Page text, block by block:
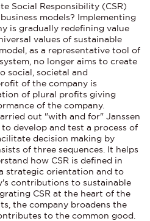
Social Responsibility (CSR)
models? Implementing
is gradually redefining value
values of sustainable
as a representative tool of
no longer aims to create
social, societal and
of the company is
of plural profits giving
of the company.
out "with and for" Janssen
develop and test a process of
decision making by
of three sequences. It helps
how CSR is defined in
strategic orientation and to
contributions to sustainable
CSR at the heart of the
the company broadens the
to the common good.